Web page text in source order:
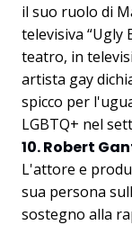
il suo ruolo di
televisiva “Ugly
teatro, in
artista gay
spicco per
LGBTQ+ nel
10. Robert
L'attore e
sua persona
sostegno alla